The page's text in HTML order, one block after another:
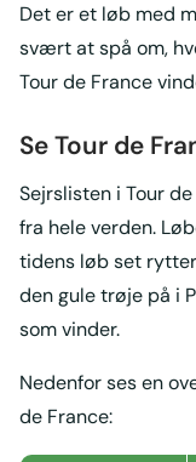
Det er et løb med
svært at spå om,
Tour de France
Se Tour de
Sejrslisten i Tour
fra hele verden.
tidens løb set
den gule trøje på i
som vinder.
Nedenfor ses en
de France: